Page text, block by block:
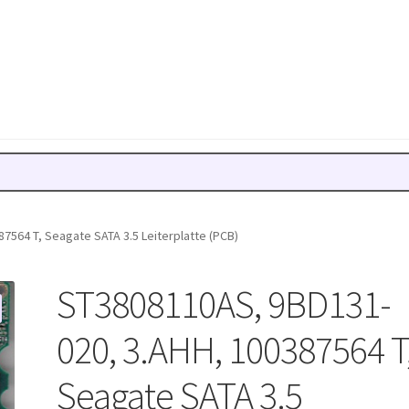
T, Seagate SATA 3.5 Leiterplatte (PCB)
ST3808110AS, 9BD131-
020, 3.AHH, 100387564
Seagate SATA 3.5